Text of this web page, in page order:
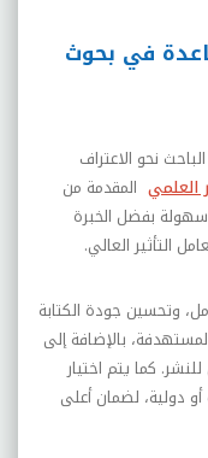
في بحوث
نحو الاعتراف
العلمي المقدمة من
بفضل الخبرة
التأثير العالي.
وتحسين جودة الكتابة
بالإضافة إلى
كما يتم اختيار
دولية، لضمان أعلى